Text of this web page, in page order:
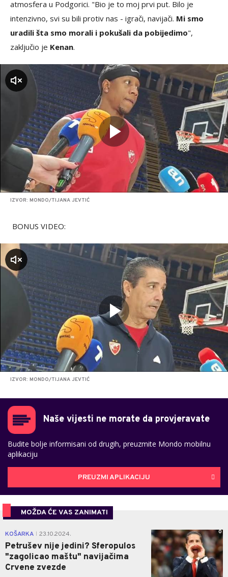
atmosfera u Podgorici. "Bio je to moj prvi put. Bilo je
intenzivno, svi su bili protiv nas - igrači, navijači. Mi smo
uradili šta smo morali i pokušali da pobijedimo",
zaključio je Kenan.
IZVOR: MONDO/TIJANA JEVTIĆ
BONUS VIDEO:
IZVOR: MONDO/TIJANA JEVTIĆ
Naše vijesti ne morate da provjeravate
Budite bolje informisani od drugih, preuzmite Mondo mobilnu
aplikaciju
PREUZMI APLIKACIJU
MOŽDA ĆE VAS ZANIMATI
KOŠARKA 23.10.2024.
Petrušev nije jedini? Sferopulos
"zagolicao maštu" navijačima
Crvene zvezde
0